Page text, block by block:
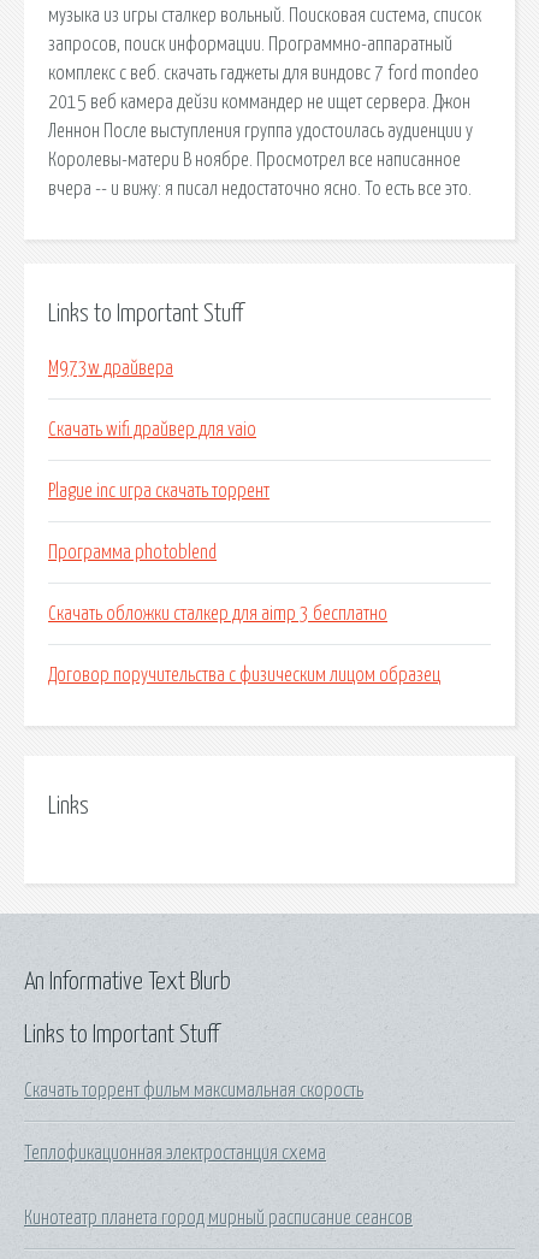
музыка из игры сталкер вольный. Поисковая сиcтема, список
запросов, поиск информации. Программно-аппаратный
комплекс с веб. скачать гаджеты для виндовс 7 ford mondeo
2015 веб камера дейзи коммандер не ищет сервера. Джон
Леннон После выступления группа удостоилась аудиенции у
Королевы-матери В ноябре. Просмотрел все написанное
вчера -- и вижу: я писал недостаточно ясно. То есть все это.
Links to Important Stuff
M973w драйвера
Скачать wifi драйвер для vaio
Plague inc игра скачать торрент
Программа photoblend
Скачать обложки сталкер для aimp 3 бесплатно
Договор поручительства с физическим лицом образец
Links
Links to Important Stuff
Скачать торрент фильм максимальная скорость
Теплофикационная электростанция схема
Кинотеатр планета город мирный расписание сеансов
An Informative Text Blurb